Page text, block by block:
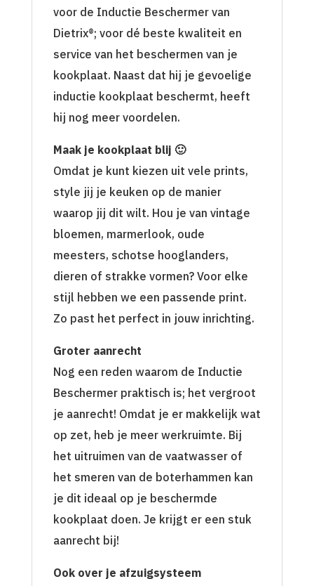
voor de Inductie Beschermer van
Dietrix®; voor dé beste kwaliteit en
service van het beschermen van je
kookplaat. Naast dat hij je gevoelige
inductie kookplaat beschermt, heeft
hij nog meer voordelen.
Maak je kookplaat blij 🙂
Omdat je kunt kiezen uit vele prints,
style jij je keuken op de manier
waarop jij dit wilt. Hou je van vintage
bloemen, marmerlook, oude
meesters, schotse hooglanders,
dieren of strakke vormen? Voor elke
stijl hebben we een passende print.
Zo past het perfect in jouw inrichting.
Groter aanrecht
Nog een reden waarom de Inductie
Beschermer praktisch is; het vergroot
je aanrecht! Omdat je er makkelijk wat
op zet, heb je meer werkruimte. Bij
het uitruimen van de vaatwasser of
het smeren van de boterhammen kan
je dit ideaal op je beschermde
kookplaat doen. Je krijgt er een stuk
aanrecht bij!
Ook over je afzuigsysteem